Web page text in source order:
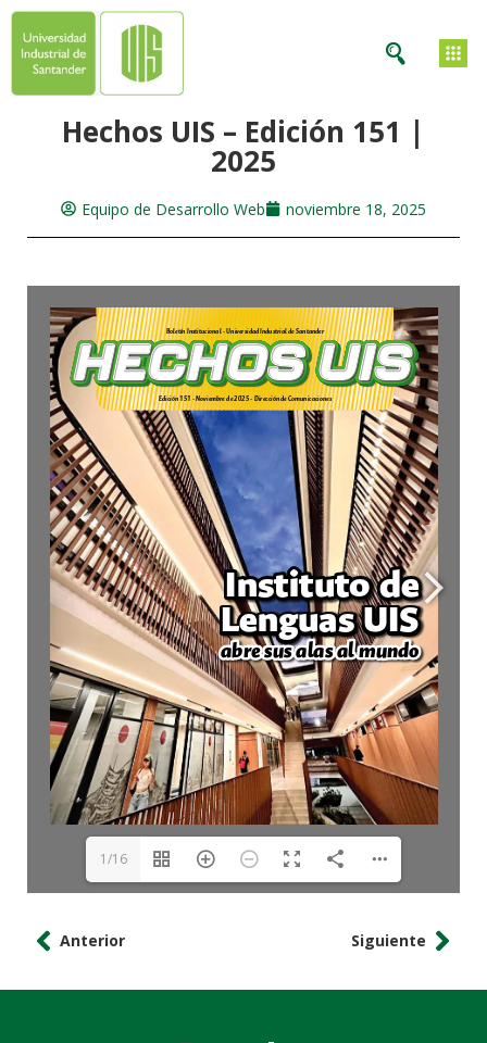
Hechos UIS – Edición 151 |
2025
Equipo de Desarrollo Web noviembre 18, 2025
1/16
Anterior Siguiente